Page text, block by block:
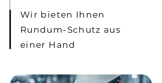
Wir bieten Ihnen
Rundum-Schutz aus
einer Hand